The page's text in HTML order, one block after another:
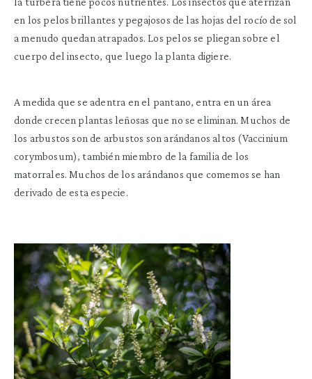
en los pelos brillantes y pegajosos de las hojas del rocío de sol
a menudo quedan atrapados. Los pelos se pliegan sobre el
cuerpo del insecto, que luego la planta digiere.
A medida que se adentra en el pantano, entra en un área
donde crecen plantas leñosas que no se eliminan. Muchos de
los arbustos son de arbustos son arándanos altos (Vaccinium
corymbosum), también miembro de la familia de los
matorrales. Muchos de los arándanos que comemos se han
derivado de esta especie.